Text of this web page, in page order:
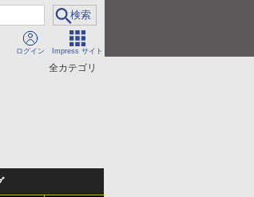
ログイン Impress サイト
全カテゴリ